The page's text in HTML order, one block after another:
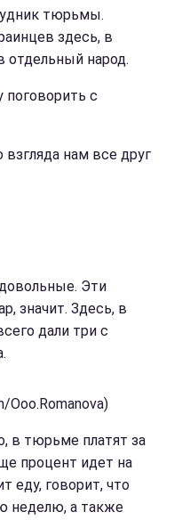
тюрьмы.
здесь, в
отдельный народ.
поговорить с
взгляда нам все друг
Эти
значит. Здесь, в
дали три с
в тюрьме платят за
процент идет на
еду, говорит, что
неделю, а также